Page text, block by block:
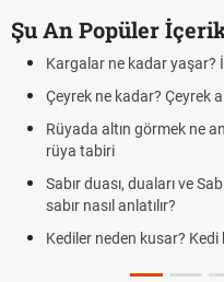
Şu An Popüler
Kargalar ne kadar yaşar?
Çeyrek ne kadar? Çeyrek
Rüyada altın görmek ne
rüya tabiri
Sabır duası, duaları ve
sabır nasıl anlatılır?
Kediler neden kusar?